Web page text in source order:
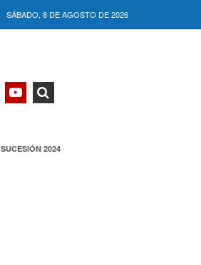
SÁBADO, 8 DE AGOSTO DE 2026
SUCESIÓN 2024